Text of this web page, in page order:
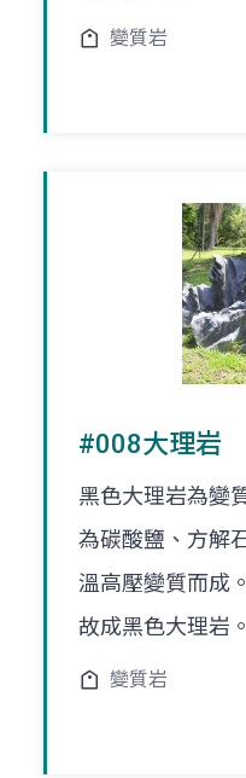
變質岩
#008大理岩
黑色大理岩為變
為碳酸鹽、方解
溫高壓變質而成
故成黑色大理岩。
變質岩